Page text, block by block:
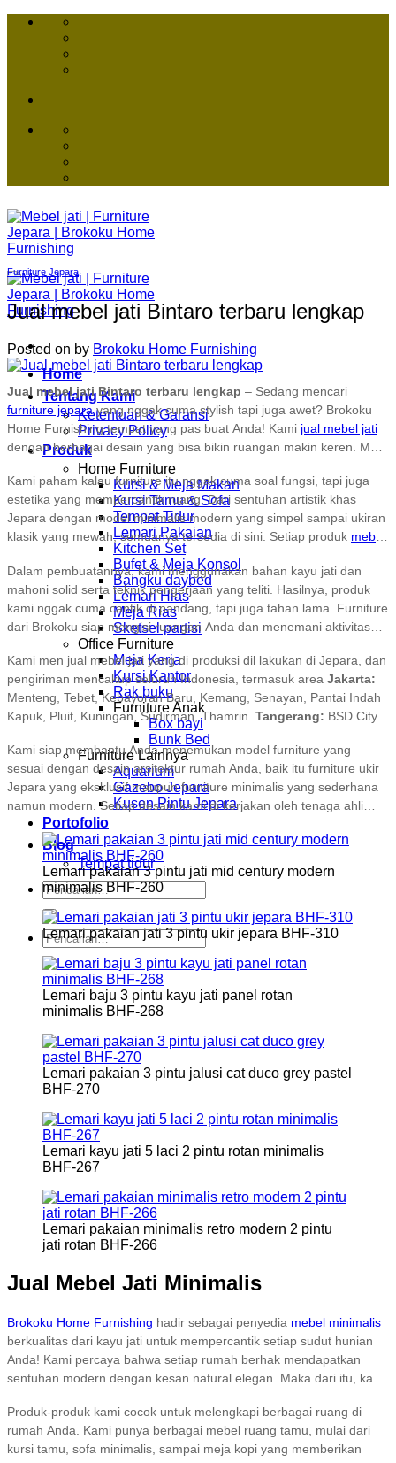
Skip
Home
Tentang Kami
Ketentuan & Garansi
Privacy Policy
Produk
Home Furniture
Kursi & Meja Makan
Kursi Tamu & Sofa
Tempat Tidur
Lemari Pakaian
Kitchen Set
Bufet & Meja Konsol
Bangku daybed
Lemari Hias
Meja Rias
Sketsel partisi
Office Furniture
Meja Kerja
Kursi Kantor
Rak buku
Furniture Anak
Box bayi
Bunk Bed
Furniture Lainnya
Aquarium
Gazebo Jepara
Kusen Pintu Jepara
Portofolio
Blog
Tempat tidur
Pencarian
untuk:
Pencarian
untuk:
Furniture Jepara
Jual mebel jati Bintaro terbaru lengkap
Posted on by Brokoku Home Furnishing
Jual mebel jati Bintaro terbaru lengkap – Sedang mencari
furniture jeparayang nggak cuma stylish tapi juga awet? Brokoku
Home Furnishing tempat yang pas buat Anda! Kami jual mebel jati
dengan berbagai desain yang bisa bikin ruangan makin keren. Mau
untuk rumah, kantor, atau proyek besar? Kami punya berbagai
pilihan furniture kayu yang bisa di sesuaikan dengan gaya dan
kebutuhan Anda.
Kami paham kalau furniture itu nggak cuma soal fungsi, tapi juga
estetika yang mempercantik ruang. Dari sentuhan artistik khas
Jepara dengan model minimalis modern yang simpel sampai ukiran
klasik yang mewah, semuanya tersedia di sini. Setiap produk mebel
yang kami jual di buat dengan detail dan bahan berkualitas, jadi
Anda nggak perlu khawatir soal ketahanannya.
Dalam pembuatannya, kami menggunakan bahan kayu jati dan
mahoni solid serta teknik pengerjaan yang teliti. Hasilnya, produk
kami nggak cuma cantik di pandang, tapi juga tahan lama. Furniture
dari Brokoku siap mengisi ruangan Anda dan menemani aktivitas
sehari-hari.
Kami men jual mebel jati yang di produksi dil lakukan di Jepara, dan
pengiriman mencakup seluruh Indonesia, termasuk area Jakarta:
Menteng, Tebet, Kebayoran Baru, Kemang, Senayan, Pantai Indah
Kapuk, Pluit, Kuningan, Sudirman, Thamrin. Tangerang: BSD City,
Alam Sutera, Gading Serpong, Karawaci, Batu Ceper, Cipondoh,
Ciledug.Tangerang :Bintaro, Pamulang, Ciputat, Serpong, Pondok
Aren. Kelapa Dua, Pasar Kemis, Cikupa, Legok, Panongan.Bekasi:
Summarecon, Harapan Indah, Pondok Gede, Jatiasih, Galaxy.
Cikarang, Delta Mas, Lippo Cikarang, Tambun, Setu.Depok:
Cinere, Beji, Margonda, Sawangan, Cimanggis.
Utara, Bogor Tengah, Bogor Timur, Tanah Sareal, Kebon Pedes.
Bogor:Cibinong, Sentul City, Gunung Putri.
Kami siap membantu Anda menemukan model furniture yang
sesuai dengan desain arsitektur rumah Anda, baik itu furniture ukir
Jepara yang eksklusif maupun furniture minimalis yang sederhana
namun modern. Setiap desain kami di kerjakan oleh tenaga ahli
berpengalaman, memastikan setiap detail furniture memiliki nilai
seni dan kualitas terbaik. Temukan furniture rumah impian Anda di
sini dan dapatkanharga mebel jati
Furnishing.
Lemari pakaian 3 pintu jati mid century modern
minimalis BHF-260
Lemari pakaian jati 3 pintu ukir jepara BHF-310
Lemari baju 3 pintu kayu jati panel rotan
minimalis BHF-268
Lemari pakaian 3 pintu jalusi cat duco grey pastel
BHF-270
Lemari kayu jati 5 laci 2 pintu rotan minimalis
BHF-267
Lemari pakaian minimalis retro modern 2 pintu
jati rotan BHF-266
Jual Mebel Jati Minimalis
Brokoku Home Furnishing hadir sebagai penyedia mebel minimalis
berkualitas dari kayu jati untuk mempercantik setiap sudut hunian
Anda! Kami percaya bahwa setiap rumah berhak mendapatkan
sentuhan modern dengan kesan natural elegan. Maka dari itu, kami
keindahan serat alami kayu jati yang kuat dan tahan lama.
Produk-produk kami cocok untuk melengkapi berbagai ruang di
rumah Anda. Kami punya berbagai mebel ruang tamu, mulai dari
kursi tamu, sofa minimalis, sampai meja kopi yang memberikan